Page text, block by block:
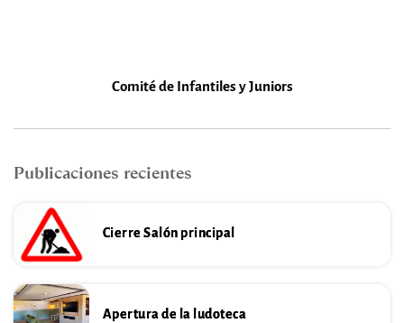
Comité de Infantiles y Juniors
Publicaciones recientes
Cierre Salón principal
Apertura de la ludoteca